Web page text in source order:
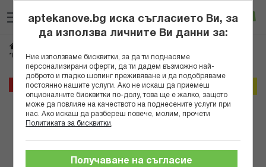
към
съдържанието
Вход
*ЮСЕРИН СЪН СЕНЗИТИВ ПРОТЕКТ КРЕМ ЗА ЛИЦЕ SPF50+ 50МЛ В
35% Онлайн промо
Преминете
края
aptekanove.bg иска съгласието Ви, за
да използва личните Ви данни за:
Ние използваме бисквитки, за да ти поднасяме
персонализирани оферти, да ти дадем възможно най-
доброто и гладко шопинг преживяване и да подобряваме
постоянно нашите услуги. Ако не искаш да приемеш
опционалните бисквитки по-долу, това ще е жалко, защото
може да повлияе на качеството на поднесените услуги при
нас. Ако искаш да разбереш повече, молим, прочети
Политиката за бисквитки
Получаване на съгласие